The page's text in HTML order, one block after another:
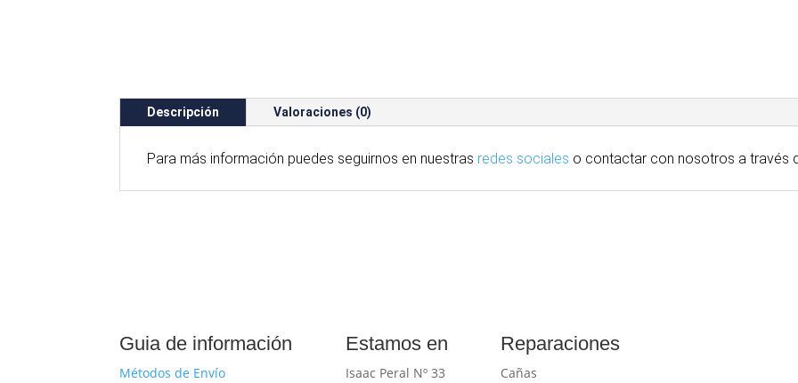
Descripción Valoraciones (0)
Para más información puedes seguirnos en nuestras redes sociales o contactar con nosotros a través
Guia de información
Métodos de Envío
Estamos en
Isaac Peral Nº 33
Reparaciones
Cañas